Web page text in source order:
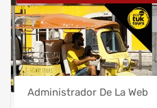
Administrador De La Web